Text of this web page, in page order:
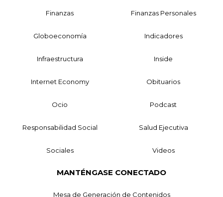
Finanzas Finanzas Personales
Globoeconomía Indicadores
Infraestructura Inside
Internet Economy Obituarios
Ocio Podcast
Responsabilidad Social Salud Ejecutiva
Sociales Videos
MANTÉNGASE CONECTADO
Mesa de Generación de Contenidos